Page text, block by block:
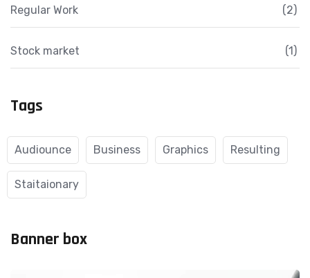
Regular Work (2)
Stock market (1)
Tags
Audiounce Business Graphics Resulting
Staitaionary
Banner box